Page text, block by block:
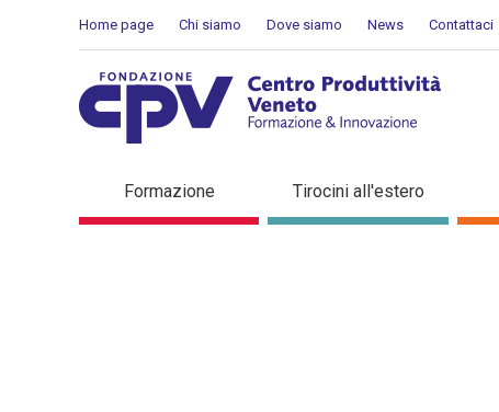
Home page Chi siamo Dove siamo News Contattaci
Dettaglio in evidenza
Formazione Tirocini all'estero